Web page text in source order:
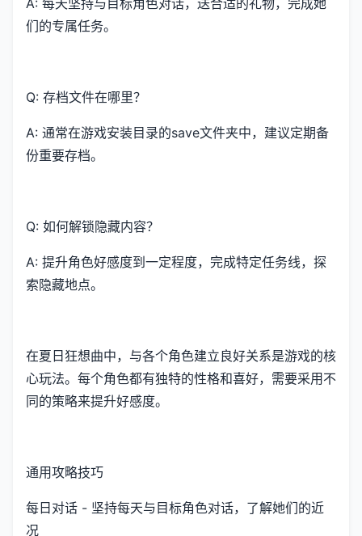
A: 每天坚持与目标角色对话，送合适的礼物，完成她
们的专属任务。
Q: 存档文件在哪里？
A: 通常在游戏安装目录的save文件夹中，建议定期备
份重要存档。
Q: 如何解锁隐藏内容？
A: 提升角色好感度到一定程度，完成特定任务线，探
索隐藏地点。
在夏日狂想曲中，与各个角色建立良好关系是游戏的核
心玩法。每个角色都有独特的性格和喜好，需要采用不
同的策略来提升好感度。
通用攻略技巧
每日对话 - 坚持每天与目标角色对话，了解她们的近
况